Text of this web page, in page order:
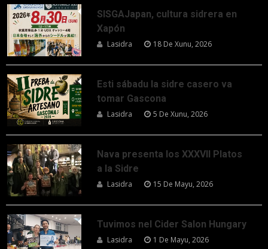
SISGAJapan, cultura sidrera en
Xapón
Lasidra 18 De Xunu, 2026
Esti sábadu la sidre casero va
tomar Gascona
Lasidra 5 De Xunu, 2026
Nava presenta los XXXVII Platos
a la Sidre
Lasidra 15 De Mayu, 2026
Tuvimos nel Cider Salon Hungary
Lasidra 1 De Mayu, 2026